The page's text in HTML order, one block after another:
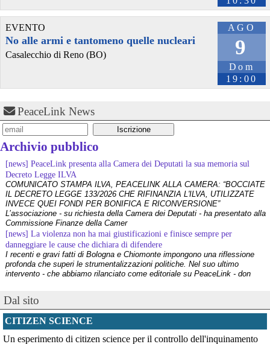
@Confindustria
"Mussolini? E' stato troppo buono, questo è stato il suo
difetto, rispetto ai ruffiani che lo circondavano è stato troppo buono.
Il Banco Alimentare sapeva dei legami tra Bran.co e Lealtà e azione
dal 2019 altreconomia.it/il-banco-alime #bancoalimentare
#terzaposizione #lealtàazione #Attualità #borghezio
#fascisti #bastoni # bran.co
AGO
9
Dom
19:00
EVENTO
No alle armi e tantomeno quelle nucleari
Casalecchio di Reno (BO)
PeaceLink News
Archivio pubblico
[news] PeaceLink presenta alla Camera dei Deputati la sua memoria sul
Decreto Legge ILVA
COMUNICATO STAMPA ILVA, PEACELINK ALLA CAMERA: “BOCCIATE
IL DECRETO LEGGE 133/2026 CHE RIFINANZIA L'ILVA, UTILIZZATE
INVECE QUEI FONDI PER BONIFICA E RICONVERSIONE”
L’associazione - su richiesta della Camera dei Deputati - ha presentato alla
Commissione Finanze della Camer
[news] La violenza non ha mai giustificazioni e finisce sempre per
danneggiare le cause che dichiara di difendere
I recenti e gravi fatti di Bologna e Chiomonte impongono una riflessione
profonda che superi le strumentalizzazioni politiche. Nel suo ultimo
intervento - che abbiamo rilanciato come editoriale su PeaceLink - don
PeaceLink: “Una vittoria storica dei cittadini, ora la salute viene prima”
L’associazione PeaceLink esprime il proprio pieno sostegno e la più sentita
gratitudine al gruppo di cittadini e all'associazione Genitori Tarantini che
Dal sito
CITIZEN SCIENCE
Un esperimento di citizen science per il controllo dell'inquinamento